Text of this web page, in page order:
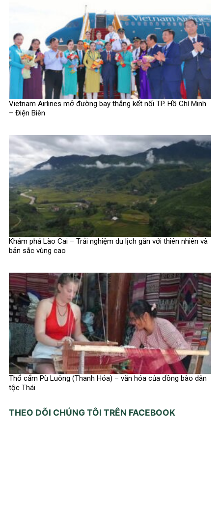
Vietnam Airlines mở đường bay thẳng kết nối TP. Hồ Chí Minh
– Điện Biên
Khám phá Lào Cai – Trải nghiệm du lịch gắn với thiên nhiên và
bản sắc vùng cao
Thổ cẩm Pù Luông (Thanh Hóa) – văn hóa của đồng bào dân
tộc Thái
THEO DÕI CHÚNG TÔI TRÊN FACEBOOK